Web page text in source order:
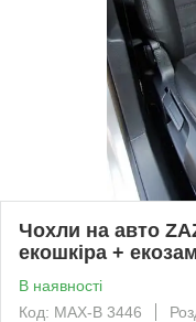
Чохли на авто
екошкіра +
В наявності
Код: MAX-B 3446